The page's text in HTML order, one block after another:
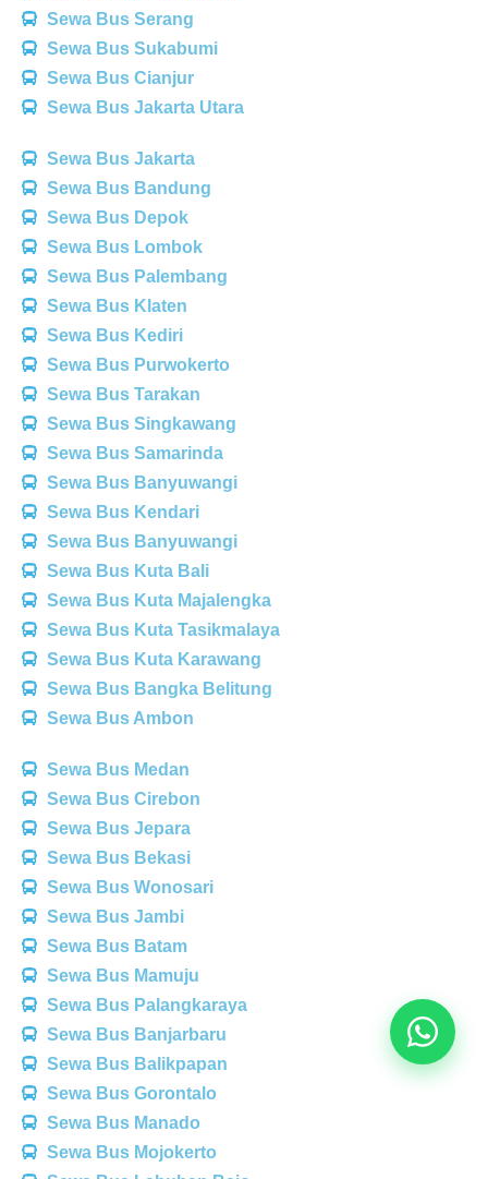
Sewa Bus Serang
Sewa Bus Sukabumi
Sewa Bus Cianjur
Sewa Bus Jakarta Utara
Sewa Bus Jakarta
Sewa Bus Bandung
Sewa Bus Depok
Sewa Bus Lombok
Sewa Bus Palembang
Sewa Bus Klaten
Sewa Bus Kediri
Sewa Bus Purwokerto
Sewa Bus Tarakan
Sewa Bus Singkawang
Sewa Bus Samarinda
Sewa Bus Banyuwangi
Sewa Bus Kendari
Sewa Bus Banyuwangi
Sewa Bus Kuta Bali
Sewa Bus Kuta Majalengka
Sewa Bus Kuta Tasikmalaya
Sewa Bus Kuta Karawang
Sewa Bus Bangka Belitung
Sewa Bus Ambon
Sewa Bus Medan
Sewa Bus Cirebon
Sewa Bus Jepara
Sewa Bus Bekasi
Sewa Bus Wonosari
Sewa Bus Jambi
Sewa Bus Batam
Sewa Bus Mamuju
Sewa Bus Palangkaraya
Sewa Bus Banjarbaru
Sewa Bus Balikpapan
Sewa Bus Gorontalo
Sewa Bus Manado
Sewa Bus Mojokerto